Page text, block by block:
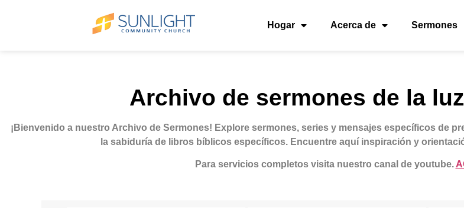
Hogar Acerca de Sermones
Archivo de sermones de la
¡Bienvenido a nuestro Archivo de Sermones! Explore sermones, series y mensajes específicos de
la sabiduría de libros bíblicos específicos. Encuentre aquí inspiración y
Para servicios completos visita nuestro canal de youtube.